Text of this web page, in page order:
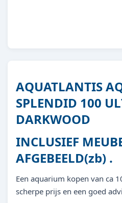
AQUATLANTIS
SPLENDID 100
DARKWOOD
INCLUSIEF
AFGEBEELD(zb) .
Een aquarium kopen van ca
scherpe prijs en een goed